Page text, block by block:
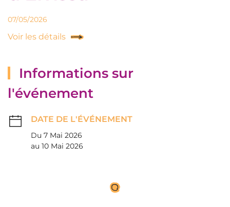
07/05/2026
Voir les détails
Informations sur
l'événement
DATE DE L'ÉVÉNEMENT
Du 7 Mai 2026
au 10 Mai 2026